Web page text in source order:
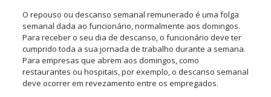
O repouso ou descanso semanal remunerado é uma folga
semanal dada ao funcionário, normalmente aos domingos.
Para receber o seu dia de descanso, o funcionário deve ter
cumprido toda a sua jornada de trabalho durante a semana.
Para empresas que abrem aos domingos, como
restaurantes ou hospitais, por exemplo, o descanso semanal
deve ocorrer em revezamento entre os empregados.